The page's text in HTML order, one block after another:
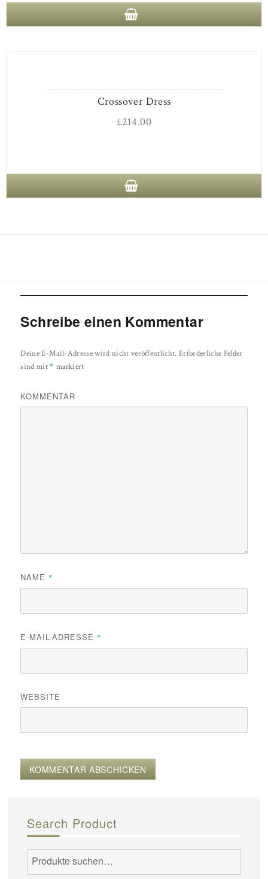
Crossover Dress
£214.00
Schreibe einen Kommentar
Deine E-Mail-Adresse wird nicht veröffentlicht. Erforderliche Felder
sind mit * markiert
KOMMENTAR
NAME *
E-MAIL-ADRESSE *
WEBSITE
Search Product
Suche
nach: